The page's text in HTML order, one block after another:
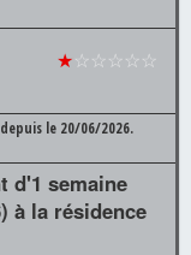
★☆☆☆☆☆
le 20/06/2026.
d'1 semaine
à la résidence